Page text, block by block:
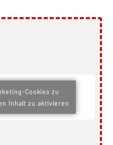
Cookies zu
Inhalt zu aktivieren